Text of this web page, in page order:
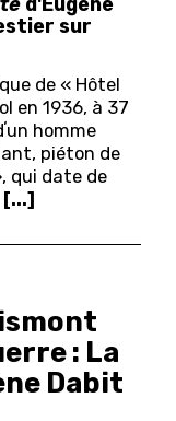
sur
de « Hôtel
en 1936, à 37
ʼun homme
piéton de
qui date de
[...]
: La
Dabit